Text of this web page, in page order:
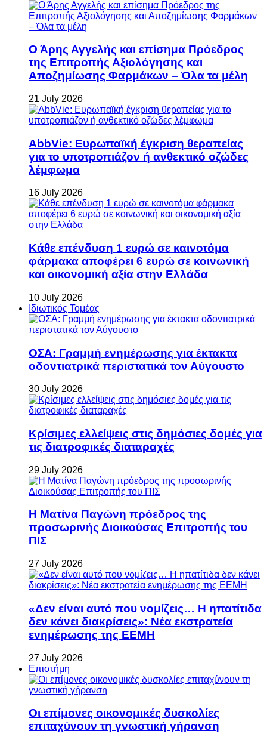
Ο Άρης Αγγελής και επίσημα Πρόεδρος
της Επιτροπής Αξιολόγησης και
Αποζημίωσης Φαρμάκων – Όλα τα μέλη
21 July 2026
AbbVie: Ευρωπαϊκή έγκριση θεραπείας
για το υποτροπιάζον ή ανθεκτικό οζώδες
λέμφωμα
16 July 2026
Κάθε επένδυση 1 ευρώ σε καινοτόμα
φάρμακα αποφέρει 6 ευρώ σε κοινωνική
και οικονομική αξία στην Ελλάδα
10 July 2026
Ιδιωτικός Τομέας
ΟΣΑ: Γραμμή ενημέρωσης για έκτακτα
οδοντιατρικά περιστατικά τον Αύγουστο
30 July 2026
Κρίσιμες ελλείψεις στις δημόσιες δομές για
τις διατροφικές διαταραχές
29 July 2026
Η Ματίνα Παγώνη πρόεδρος της
προσωρινής Διοικούσας Επιτροπής του
ΠΙΣ
27 July 2026
«Δεν είναι αυτό που νομίζεις… Η ηπατίτιδα
δεν κάνει διακρίσεις»: Νέα εκστρατεία
ενημέρωσης της ΕΕΜΗ
27 July 2026
Επιστήμη
Οι επίμονες οικονομικές δυσκολίες
επιταχύνουν τη γνωστική γήρανση